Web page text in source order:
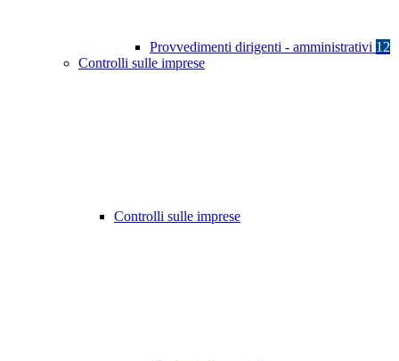
Provvedimenti dirigenti - amministrativi 12
Controlli sulle imprese
Controlli sulle imprese